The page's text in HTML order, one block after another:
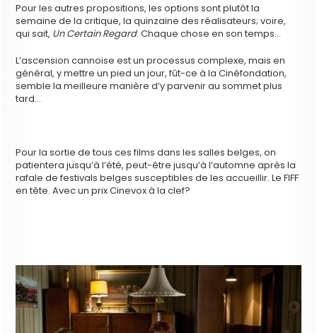
Pour les autres propositions, les options sont plutôt la
semaine de la critique, la quinzaine des réalisateurs; voire,
qui sait, Un Certain Regard. Chaque chose en son temps…
L’ascension cannoise est un processus complexe, mais en
général, y mettre un pied un jour, fût-ce à la Cinéfondation,
semble la meilleure manière d’y parvenir au sommet plus
tard…
Pour la sortie de tous ces films dans les salles belges, on
patientera jusqu’à l’été, peut-être jusqu’à l’automne après la
rafale de festivals belges susceptibles de les accueillir. Le FIFF
en tête. Avec un prix Cinevox à la clef?